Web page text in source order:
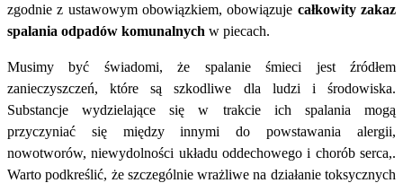
zgodnie z ustawowym obowiązkiem, obowiązuje całkowity zakaz
spalania odpadów komunalnych w piecach.
Musimy być świadomi, że spalanie śmieci jest źródłem
zanieczyszczeń, które są szkodliwe dla ludzi i środowiska.
Substancje wydzielające się w trakcie ich spalania mogą
przyczyniać się między innymi do powstawania alergii,
nowotworów, niewydolności układu oddechowego i chorób serca,.
Warto podkreślić, że szczególnie wrażliwe na działanie toksycznych